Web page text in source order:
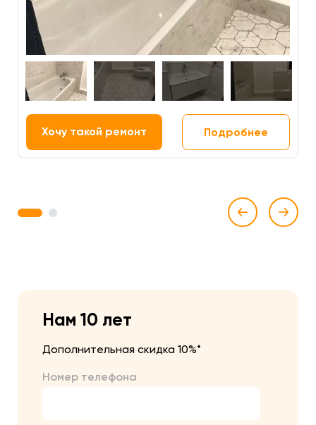
Хочу такой ремонт Подробнее
1 2
Нам 10 лет
Дополнительная скидка 10%*
Номер телефона